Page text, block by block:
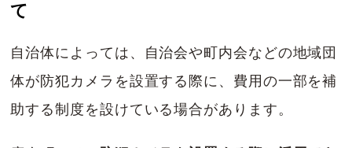
て
自治体によっては、自治会や町内会などの地域団
体が防犯カメラを設置する際に、費用の一部を補
助する制度を設けている場合があります。